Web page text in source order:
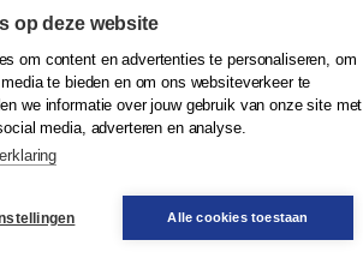
gezien, opmerkelijk. In het
Samenloop tussen de
betaling, was daarom
eigendomsrecht van de eiser, was de
aan de eiser in eigendom over te
tot een vordering die met derei
eigendomsoverdracht een geldige
De historische
op deze website
om content en advertenties te personaliseren, om
te bieden en om ons websiteverkeer te
we informatie over jouw gebruik van onze site met
media, adverteren en analyse.
Alle cookies toestaan